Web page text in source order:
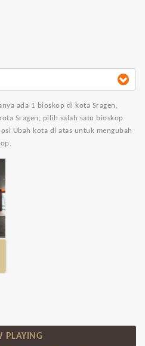
ada 1 bioskop di kota Sragen,
Sragen, pilih salah satu bioskop
Ubah kota di atas untuk mengubah
PLAYING